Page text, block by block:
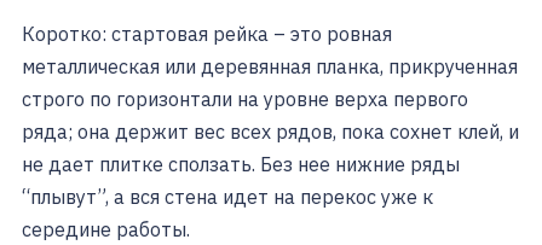
Коротко: стартовая рейка – это ровная
металлическая или деревянная планка, прикрученная
строго по горизонтали на уровне верха первого
ряда; она держит вес всех рядов, пока сохнет клей, и
не дает плитке сползать. Без нее нижние ряды
“плывут”, а вся стена идет на перекос уже к
середине работы.